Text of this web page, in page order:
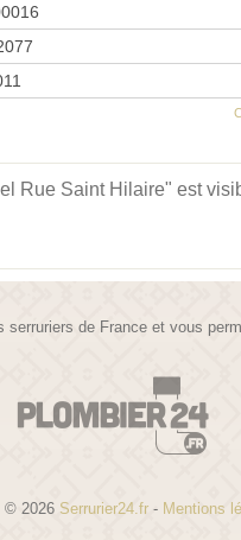
Rue Saint Hilaire" est
serruriers de France et vous
© 2026 Serrurier24.fr - Mentions